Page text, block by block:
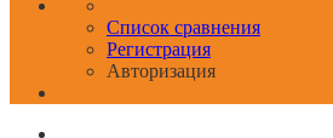
Список сравнения
Регистрация
Авторизация